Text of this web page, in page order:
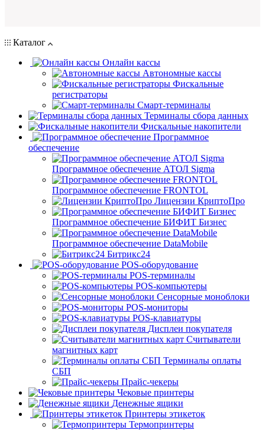
Каталог
Онлайн кассы
Автономные кассы
Фискальные
регистраторы
Смарт-терминалы
Терминалы сбора данных
Фискальные накопители
Программное
обеспечение
Программное обеспечение АТОЛ Sigma
Программное обеспечение FRONTOL
Лицензии КриптоПро
Программное обеспечение БИФИТ Бизнес
Программное обеспечение DataMobile
Битрикс24
POS-оборудование
POS-терминалы
POS-компьютеры
Сенсорные моноблоки
POS-мониторы
POS-клавиатуры
Дисплеи покупателя
Считыватели
магнитных карт
Терминалы оплаты
СБП
Прайс-чекеры
Чековые принтеры
Денежные ящики
Принтеры этикеток
Термопринтеры